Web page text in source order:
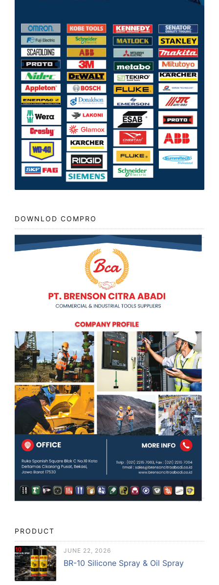
DOWNLOD COMPRO
PRODUCT
JUNE 22, 2026
BR-10 Silicone Spray & Oil Spray